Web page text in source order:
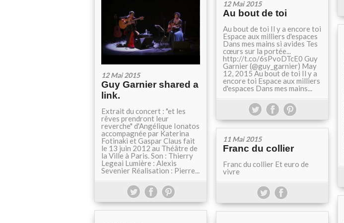
12 Mai 2015
Guy Garnier shared a
link.
Extrait du concert : "et les
rêves prendront leur
reverche" d'Angélique Ionatos
accompagnée par Katerina
Fotinaki et Gaspar Claus fait
le 13 juin 2012 au Théâtre de
la Ville à Paris. Son : Thierry
Legeai Lumière : Alexis
Sevenier Réalisation : Pierre...
12 Mai 2015
Au bout de toi
Au bout de toi Il y a encore toi
Espace aux milliers d'espaces
Dans mes mains si avides Tes
cœurs sur la portée...
http://t.co/6sPvoDTcE0 Guy
Garnier (@guy_garnier) May
12, 2015 Au bout de toi Il y a
encore toi Espace aux milliers
d'espaces Dans mes mains...
11 Mai 2015
Franc du collier
Franc du collier Et euro de
vivre